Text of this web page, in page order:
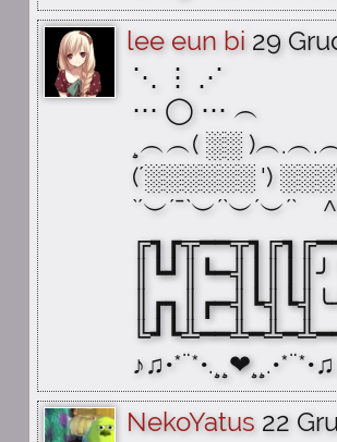
lee eun bi 29
⋱ ⋮ ⋰
⋯ ◯ ⋯
¸︵︵( ░░
(´░░░░░░ ')
NekoYatus 22